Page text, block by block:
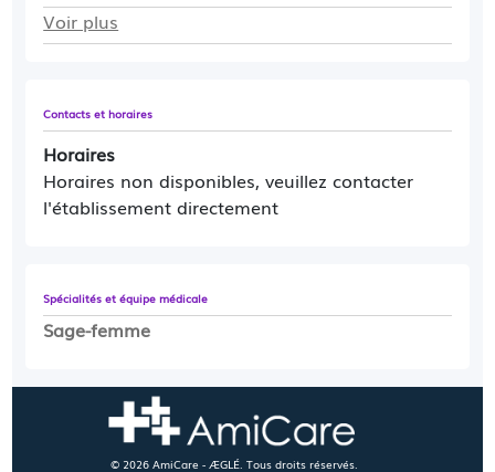
Voir plus
Contacts et horaires
Horaires
Horaires non disponibles, veuillez contacter
l'établissement directement
Spécialités et équipe médicale
Sage-femme
© 2026 AmiCare - ÆGLÉ. Tous droits réservés.